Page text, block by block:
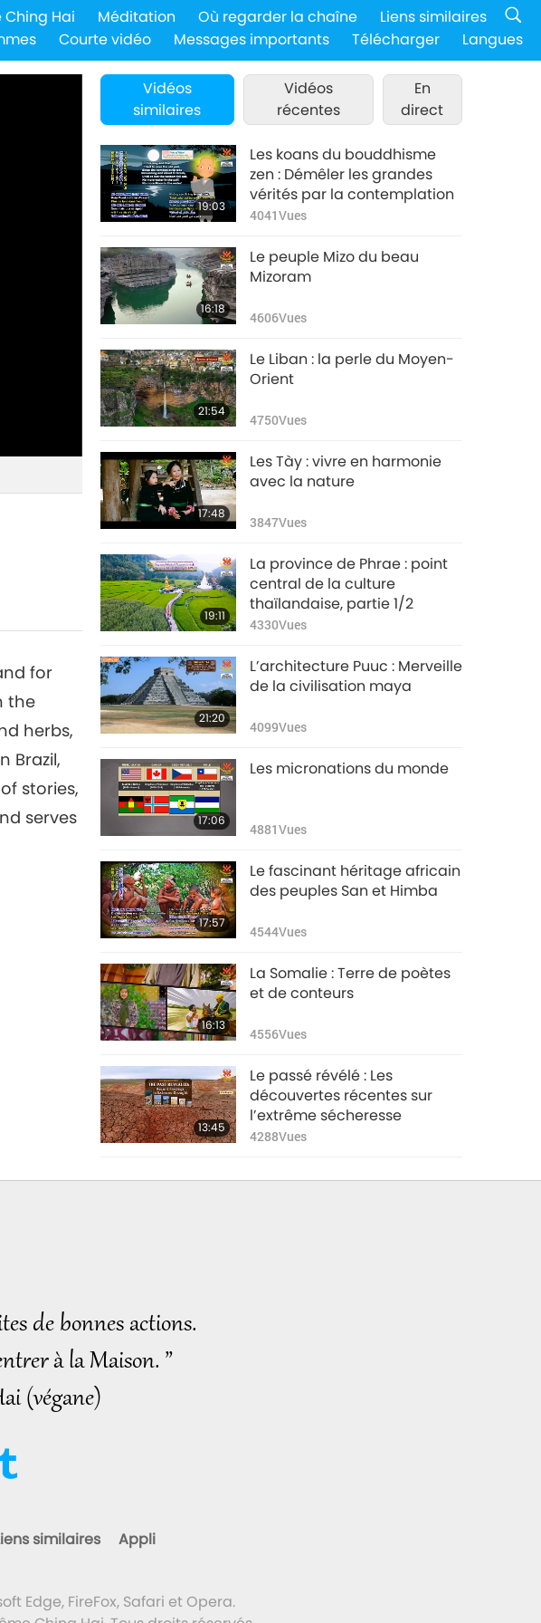
Hai Méditation Où regarder la chaîne
Liens similaires
Courte vidéo Messages importants Télécharger Langues
for
the
herbs,
Brazil,
stories,
serves
Vidéos
similaires
Vidéos
récentes
En
direct
19:03
Les koans du bouddhisme
zen : Démêler les grandes
vérités par la contemplation
4041Vues
16:18
Le peuple Mizo du beau
Mizoram
4606Vues
21:54
Le Liban : la perle du Moyen-
Orient
4750Vues
17:48
Les Tày : vivre en harmonie
avec la nature
3847Vues
19:11
La province de Phrae : point
central de la culture
thaïlandaise, partie 1/2
4330Vues
21:20
L’architecture Puuc : Merveille
de la civilisation maya
4099Vues
17:06
Les micronations du monde
4881Vues
17:57
Le fascinant héritage africain
des peuples San et Himba
4544Vues
16:13
La Somalie : Terre de poètes
et de conteurs
4556Vues
13:45
Le passé révélé : Les
découvertes récentes sur
l’extrême sécheresse
4288Vues
de bonnes actions.
à la Maison. ”
(végane)
similaires Appli
Edge, FireFox, Safari et Opera.